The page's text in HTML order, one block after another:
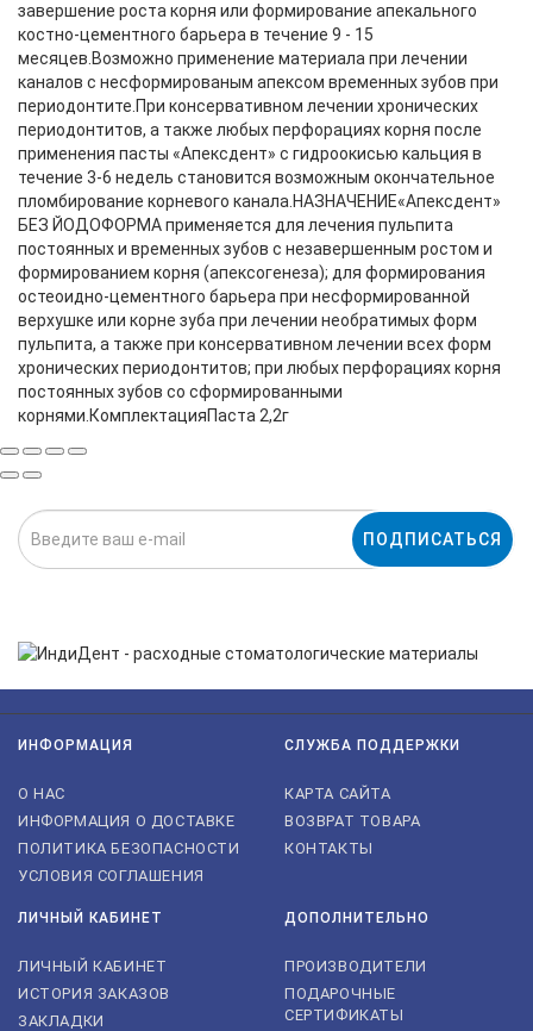
завершение роста корня или формирование апекального
костно-цементного барьера в течение 9 - 15
месяцев.Возможно применение материала при лечении
каналов с несформированым апексом временных зубов при
периодонтите.При консервативном лечении хронических
периодонтитов, а также любых перфорациях корня после
применения пасты «Апексдент» с гидроокисью кальция в
течение 3-6 недель становится возможным окончательное
пломбирование корневого канала.НАЗНАЧЕНИЕ«Апексдент»
БЕЗ ЙОДОФОРМА применяется для лечения пульпита
постоянных и временных зубов с незавершенным ростом и
формированием корня (апексогенеза); для формирования
остеоидно-цементного барьера при несформированной
верхушке или корне зуба при лечении необратимых форм
пульпита, а также при консервативном лечении всех форм
хронических периодонтитов; при любых перфорациях корня
постоянных зубов со сформированными
корнями.КомплектацияПаста 2,2г
ПОДПИСАТЬСЯ
ИНФОРМАЦИЯ
О НАС
ИНФОРМАЦИЯ О ДОСТАВКЕ
ПОЛИТИКА БЕЗОПАСНОСТИ
УСЛОВИЯ СОГЛАШЕНИЯ
СЛУЖБА ПОДДЕРЖКИ
КАРТА САЙТА
ВОЗВРАТ ТОВАРА
КОНТАКТЫ
ЛИЧНЫЙ КАБИНЕТ
ЛИЧНЫЙ КАБИНЕТ
ИСТОРИЯ ЗАКАЗОВ
ЗАКЛАДКИ
ДОПОЛНИТЕЛЬНО
ПРОИЗВОДИТЕЛИ
ПОДАРОЧНЫЕ
СЕРТИФИКАТЫ